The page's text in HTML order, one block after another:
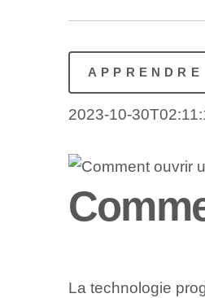
APPRENDRE
2023-10-
La technologie